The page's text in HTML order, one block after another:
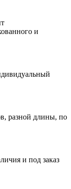
и
разной длины, по
и под заказ